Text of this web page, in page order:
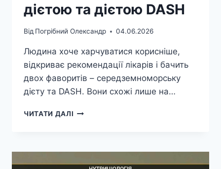
дієтою та дієтою DASH
Від Погрібний Олександр 04.06.2026
Людина хоче харчуватися корисніше,
відкриває рекомендації лікарів і бачить
двох фаворитів – середземноморську
дієту та DASH. Вони схожі лише на…
ЧИТАТИ ДАЛІ РІЗНИЦЯ
ТА
ДІЄТОЮ